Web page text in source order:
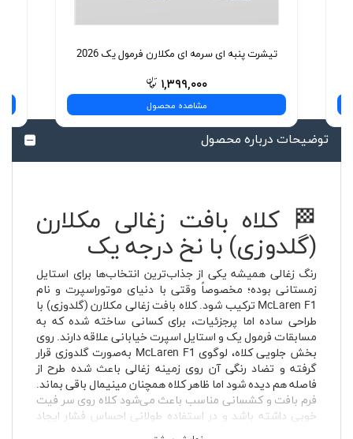
تیشرت پنبه ای سرمه ای مکلارن فرمول یک 2026
۱,۳۹۹,۰۰۰
مشاهده محصول
توضیحات درباره محصول
🏁 کلاه بافت زغالی مکلارن
(گلدوزی) با نخ درجه یک
رنگ زغالی همیشه یکی از جذاب‌ترین انتخاب‌ها برای استایل
زمستانی بوده؛ مخصوصاً وقتی با دنیای موتوراسپرت و نام
McLaren F1 ترکیب شود. کلاه بافت زغالی مکلارن (گلدوزی) با
طراحی ساده اما پرجزئیات، برای کسانی ساخته شده که به
مسابقات فرمول یک و استایل اسپرت خیابانی علاقه دارند. روی
بخش جلویی کلاه، لوگوی McLaren F1 به‌صورت گلدوزی قرار
گرفته و تضاد رنگی آن روی زمینه زغالی باعث شده طرح از
فاصله هم دیده شود اما ظاهر کلاه همچنان مینیمال باقی بماند.
فرم بافت و کشسانی مناسب باعث می‌شود کلاه روی سر فیت
خوبی داشته باشد و در استفاده طولانی احساس فشار ایجاد